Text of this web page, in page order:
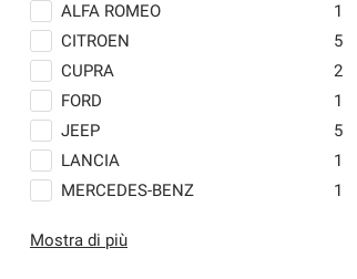
ALFA ROMEO
1
CITROEN
5
CUPRA
2
FORD
1
JEEP
5
LANCIA
1
MERCEDES-BENZ
1
PEUGEOT
Mostra di più